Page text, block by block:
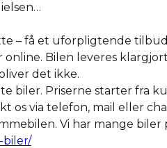
– få et uforpligtende
Bilen leveres
det ikke.
biler. Priserne starter fra
os via telefon, mail eller
Vi har mange biler
biler/